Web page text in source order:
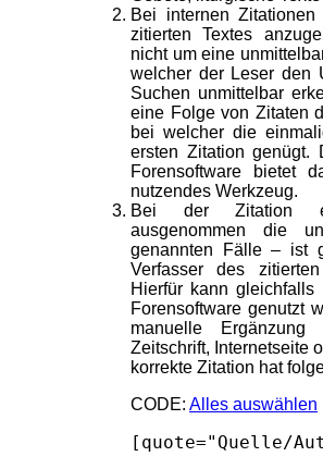
Bei internen
zitierten Textes
nicht um eine
welcher der Leser den
Suchen unmittelbar
eine Folge von Zitaten
bei welcher die
ersten Zitation genügt.
Forensoftware bietet
nutzendes Werkzeug.
Bei der Zitation
ausgenommen die
genannten Fälle – ist
Verfasser des
Hierfür kann
Forensoftware genutzt
manuelle
Zeitschrift, Internetseite
korrekte Zitation hat
CODE: Alles auswählen
[quote="Quelle/